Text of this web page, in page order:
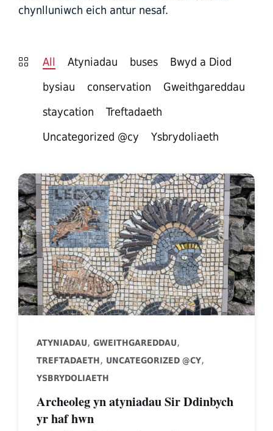
chynlluniwch eich antur nesaf.
All Atyniadau buses
Bwyd a Diod
bysiau
conservation
Gweithgareddau
staycation
Treftadaeth
Uncategorized @cy
Ysbrydoliaeth
ATYNIADAU, GWEITHGAREDDAU,
TREFTADAETH, UNCATEGORIZED @CY,
YSBRYDOLIAETH
Archeoleg yn atyniadau Sir Ddinbych
yr haf hwn